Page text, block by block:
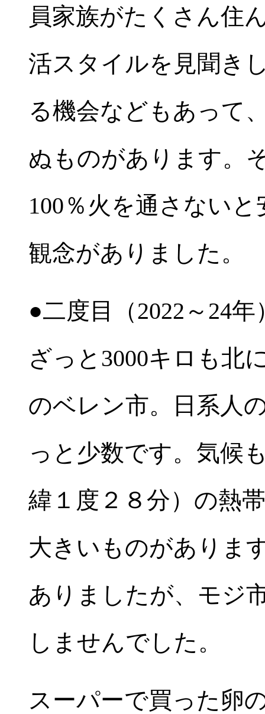
員家族がたくさん住
活スタイルを見聞き
る機会などもあって
ぬものがあります。
100％火を通さない
観念がありました。
●二度目（2022～24
ざっと3000キロも北
のベレン市。日系人
っと少数です。気候
緯１度２８分）の熱
大きいものがありま
ありましたが、モジ
しませんでした。
スーパーで買った卵